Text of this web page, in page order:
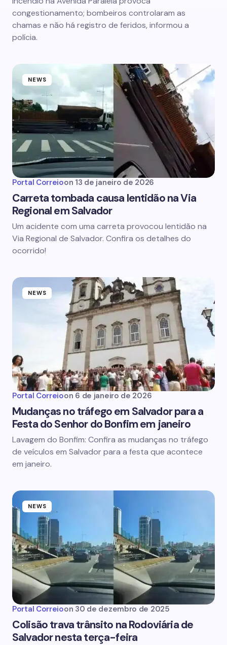
congestionamento; bombeiros controlaram as
chamas e não há registro de feridos, informou a
polícia.
NEWS
Portal Correioon 13 de janeiro de 2026
Carreta tombada causa lentidão na Via
Regional em Salvador
Um acidente com uma carreta provocou lentidão na
Via Regional de Salvador. Confira os detalhes do
ocorrido!
NEWS
Portal Correioon 6 de janeiro de 2026
Mudanças no tráfego em Salvador para a
Festa do Senhor do Bonfim em janeiro
Lavagem do Bonfim: Confira as mudanças no tráfego
de veículos em Salvador para a festa que acontece
em janeiro.
NEWS
Portal Correioon 30 de dezembro de 2025
Colisão trava trânsito na Rodoviária de
Salvador nesta terça-feira